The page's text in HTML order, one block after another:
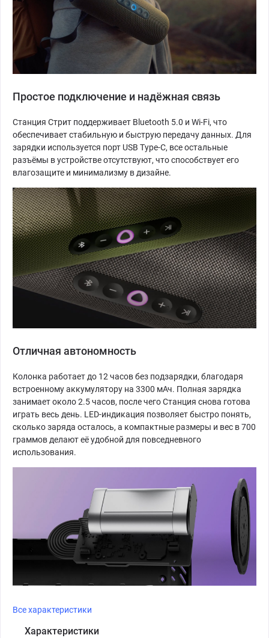
Простое подключение и надёжная связь
Станция Стрит поддерживает Bluetooth 5.0 и Wi-Fi, что
обеспечивает стабильную и быструю передачу данных. Для
зарядки используется порт USB Type-C, все остальные
разъёмы в устройстве отсутствуют, что способствует его
влагозащите и минимализму в дизайне.
Отличная автономность
Колонка работает до 12 часов без подзарядки, благодаря
встроенному аккумулятору на 3300 мАч. Полная зарядка
занимает около 2.5 часов, после чего Станция снова готова
играть весь день. LED-индикация позволяет быстро понять,
сколько заряда осталось, а компактные размеры и вес в 700
граммов делают её удобной для повседневного
использования.
Все характеристики
Характеристики